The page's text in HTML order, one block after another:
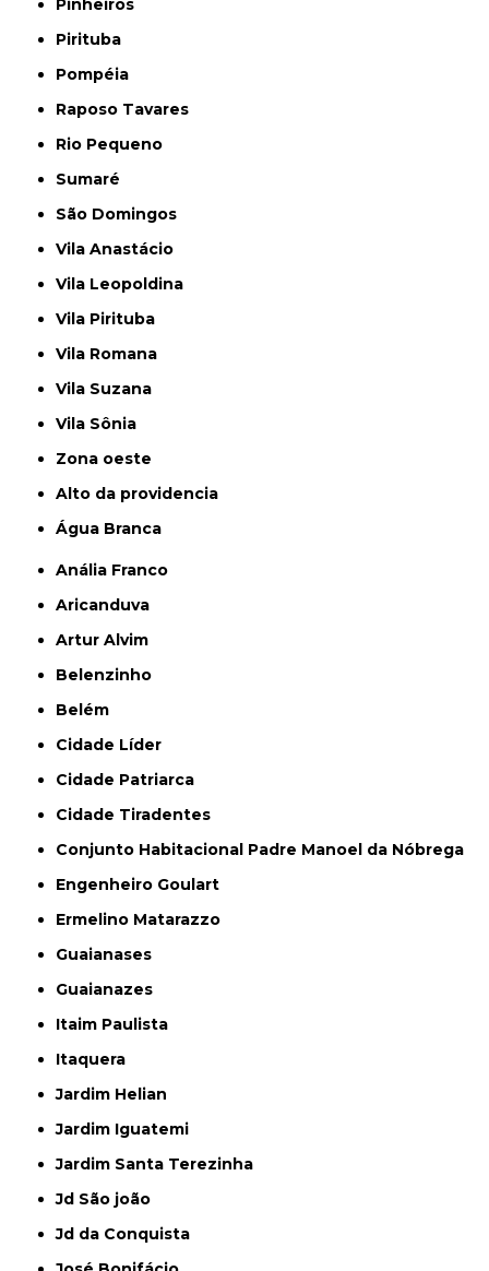
Pinheiros
Pirituba
Pompéia
Raposo Tavares
Rio Pequeno
Sumaré
São Domingos
Vila Anastácio
Vila Leopoldina
Vila Pirituba
Vila Romana
Vila Suzana
Vila Sônia
Zona oeste
alto da providencia
Água Branca
Anália Franco
Aricanduva
Artur Alvim
Belenzinho
Belém
Cidade Líder
Cidade Patriarca
Cidade Tiradentes
Conjunto Habitacional Padre Manoel da Nóbrega
Engenheiro Goulart
Ermelino Matarazzo
Guaianases
Guaianazes
Itaim Paulista
Itaquera
Jardim Helian
Jardim Iguatemi
Jardim Santa Terezinha
Jd São joão
Jd da Conquista